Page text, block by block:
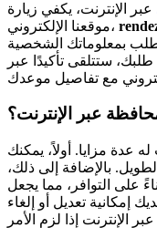
عبر الإنترنت، يكفي زيارة
موقعنا الإلكتروني،
بمعلوماتك الشخصية
ستتلقى تأكيدًا عبر
عبر الإنترنت؟
عدة مزايا. أولاً، يمكنك
بالإضافة إلى ذلك،
على التوافر، مما يجعل
تعديل أو إلغاء